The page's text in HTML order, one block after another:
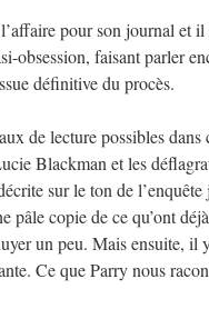
pour son journal et
obsession, faisant parler
définitive du procès.
de lecture possibles
Blackman et les
sur le ton de
pâle copie de ce qu’ont
un peu. Mais ensuite, il
Ce que Parry nous